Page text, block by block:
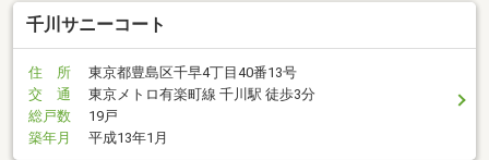
千川サニーコート
住 所
東京都豊島区千早4丁目40番13号
交 通
東京メトロ有楽町線 千川駅 徒歩3分
総戸数
19戸
築年月
平成13年1月